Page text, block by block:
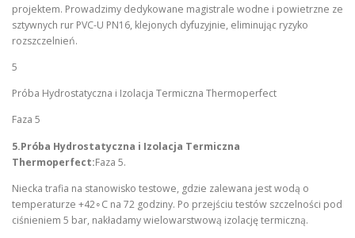
projektem. Prowadzimy dedykowane magistrale wodne i powietrzne ze
sztywnych rur PVC-U PN16, klejonych dyfuzyjnie, eliminując ryzyko
rozszczelnień.
5
Próba Hydrostatyczna i Izolacja Termiczna Thermoperfect
Faza 5
5.Próba Hydrostatyczna i Izolacja Termiczna
Thermoperfect:Faza 5.
Niecka trafia na stanowisko testowe, gdzie zalewana jest wodą o
temperaturze +42∘C na 72 godziny. Po przejściu testów szczelności pod
ciśnieniem 5 bar, nakładamy wielowarstwową izolację termiczną.